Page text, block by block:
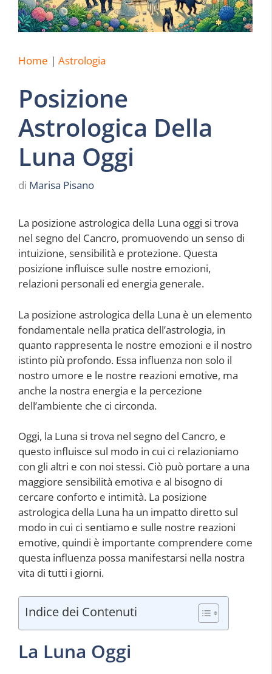
Home | Astrologia
Posizione
Astrologica Della
Luna Oggi
di Marisa Pisano
La posizione astrologica della Luna oggi si trova
nel segno del Cancro, promuovendo un senso di
intuizione, sensibilità e protezione. Questa
posizione influisce sulle nostre emozioni,
relazioni personali ed energia generale.
La posizione astrologica della Luna è un elemento
fondamentale nella pratica dell’astrologia, in
quanto rappresenta le nostre emozioni e il nostro
istinto più profondo. Essa influenza non solo il
nostro umore e le nostre reazioni emotive, ma
anche la nostra energia e la percezione
dell’ambiente che ci circonda.
Oggi, la Luna si trova nel segno del Cancro, e
questo influisce sul modo in cui ci relazioniamo
con gli altri e con noi stessi. Ciò può portare a una
maggiore sensibilità emotiva e al bisogno di
cercare conforto e intimità. La posizione
astrologica della Luna ha un impatto diretto sul
modo in cui ci sentiamo e sulle nostre reazioni
emotive, quindi è importante comprendere come
questa influenza possa manifestarsi nella nostra
vita di tutti i giorni.
Indice dei Contenuti
La Luna Oggi